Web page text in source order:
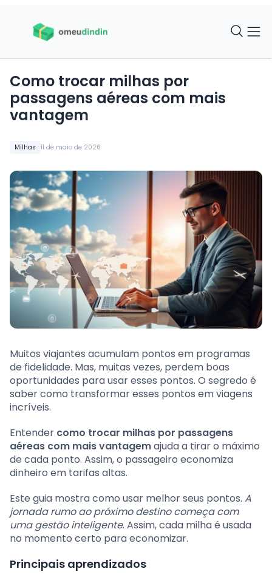
Milhas 11 de maio de 2026
Como trocar milhas por
passagens aéreas com mais
vantagem
Muitos viajantes acumulam pontos em programas
de fidelidade. Mas, muitas vezes, perdem boas
oportunidades para usar esses pontos. O segredo é
saber como transformar esses pontos em viagens
incríveis.
Entender como trocar milhas por passagens
aéreas com mais vantagemajuda a tirar o máximo
de cada ponto. Assim, o passageiro economiza
dinheiro em tarifas altas.
Este guia mostra como usar melhor seus pontos. A
jornada rumo ao próximo destino começa com
uma gestão inteligente. Assim, cada milha é usada
no momento certo para economizar.
Principais aprendizados